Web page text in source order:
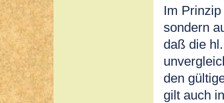
Im
sondern
daß die
den
gilt auch